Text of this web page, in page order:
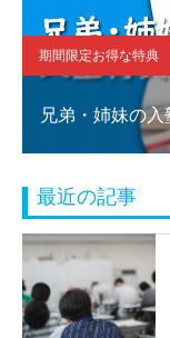
期間限定お得な特典
兄弟・姉妹の入
最近の記事